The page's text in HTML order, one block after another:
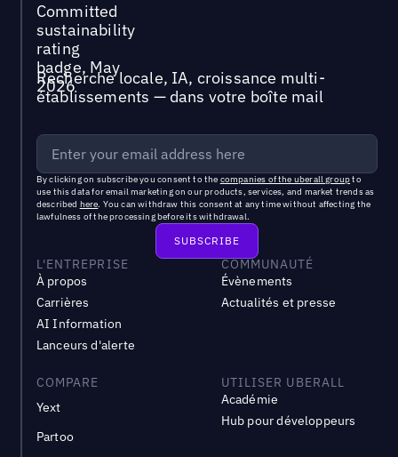
Recherche locale, IA, croissance multi-
établissements — dans votre boîte mail
By clicking on subscribe you consent to the companies of the uberall groupto
use this data for email marketing on our products, services, and market trends as
described here. You can withdraw this consent at any time without affecting the
lawfulness of the processing before its withdrawal.
L'ENTREPRISE
À propos
Carrières
AI Information
Lanceurs d'alerte
COMMUNAUTÉ
Évènements
Actualités et presse
COMPARE
Yext
Partoo
UTILISER UBERALL
Académie
Hub pour développeurs